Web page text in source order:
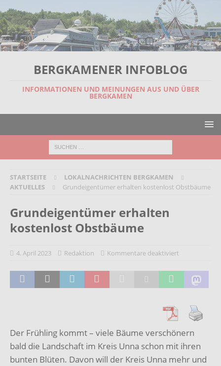
BERGKAMENER INFOBLOG
INFORMATIONEN UND MEINUNGEN AUS UND ÜBER
BERGKAMEN
STARTSEITE
LOKALNACHRICHTEN BERGKAMEN
AKTUELLES
Grundeigentümer erhalten kostenlost Obstbäume
Grundeigentümer erhalten
kostenlost Obstbäume
4. April 2023 Redaktion Kommentare deaktiviert
Der Frühling kommt – viele Bäume verschönern
bald die Landschaft im Kreis Unna schon mit ihren
bunten Blüten. Davon will der Kreis Unna mehr und